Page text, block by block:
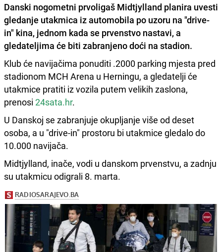
Danski nogometni prvoligaš Midtjylland planira uvesti
gledanje utakmica iz automobila po uzoru na "drive-
in" kina, jednom kada se prvenstvo nastavi, a
gledateljima će biti zabranjeno doći na stadion.
Klub će navijačima ponuditi .2000 parking mjesta pred
stadionom MCH Arena u Herningu, a gledatelji će
utakmice pratiti iz vozila putem velikih zaslona,
prenosi 24sata.hr.
U Danskoj se zabranjuje okupljanje više od deset
osoba, a u "drive-in" prostoru bi utakmice gledalo do
10.000 navijača.
Midtjylland, inače, vodi u danskom prvenstvu, a zadnju
su utakmicu odigrali 8. marta.